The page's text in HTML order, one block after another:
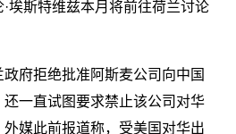
埃斯特维兹本月将前往荷兰讨论
府拒绝批准阿斯麦公司向中国
一直试图要求禁止该公司对华
媒此前报道称，受美国对华出